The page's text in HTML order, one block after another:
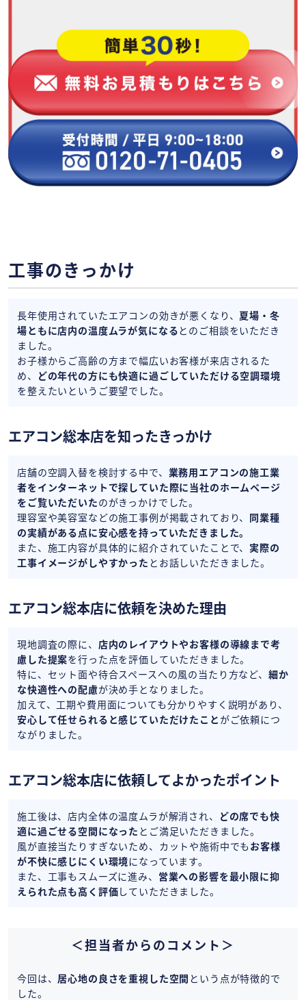
工事のきっかけ
長年使用されていたエアコンの効きが悪くなり、夏場・冬
場ともに店内の温度ムラが気になる とのご相談をいただき
ました。
お子様からご高齢の方まで幅広いお客様が来店されるた
め、
どの年代の方にも快適に過ごしていただける空調環境
を整えたいというご要望でした。
エアコン総本店を知ったきっかけ
店舗の空調入替を検討する中で、 業務用エアコンの施工業
者をインターネットで探していた際に当社のホームページ
をご覧いただいたのがきっかけでした。
理容室や美容室などの施工事例が掲載されており、 同業種
の実績がある点に安心感を持っていただきました。
また、施工内容が具体的に紹介されていたことで、実際の
工事イメージがしやすかった とお話しいただきました。
エアコン総本店に依頼を決めた理由
現地調査の際に、 店内のレイアウトやお客様の導線まで考
慮した提案を行った点を評価していただきました。
特に、セット面や待合スペースへの風の当たり方など、 細か
な快適性への配慮が決め手となりました。
加えて、工期や費用面についても分かりやすく説明があり、
安心して任せられると感じていただけたこと がご依頼につ
ながりました。
エアコン総本店に依頼してよかったポイント
施工後は、店内全体の温度ムラが解消され、
どの席でも快
適に過ごせる空間になった とご満足いただきました。
風が直接当たりすぎないため、カットや施術中でもお客様
が不快に感じにくい環境になっています。
また、工事もスムーズに進み、 営業への影響を最小限に抑
えられた点も高く評価していただきました。
＜担当者からのコメント＞
今回は、 居心地の良さを重視した空間 という点が特徴的で
した。